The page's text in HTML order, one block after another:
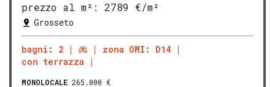
prezzo al m²:
2789 €/m²
Grosseto
bagni: 2
zona OMI: D14
con terrazza
MONOLOCALE 265.000 €